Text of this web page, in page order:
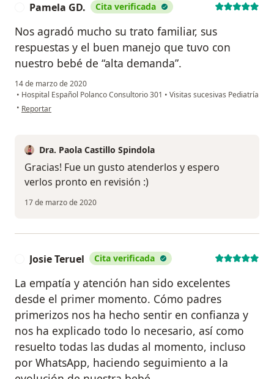
Pamela GD. Cita verificada
Nos agradó mucho su trato familiar, sus
respuestas y el buen manejo que tuvo con
nuestro bebé de “alta demanda”.
14 de marzo de 2020
• Hospital Español Polanco Consultorio 301 • Visitas sucesivas Pediatría
• en opinión del usuario Pamela GD.
Reportar
Dra. Paola Castillo Spindola
Gracias! Fue un gusto atenderlos y espero
verlos pronto en revisión :)
17 de marzo de 2020
Josie Teruel Cita verificada
La empatía y atención han sido excelentes
desde el primer momento. Cómo padres
primerizos nos ha hecho sentir en confianza y
nos ha explicado todo lo necesario, así como
resuelto todas las dudas al momento, incluso
por WhatsApp, haciendo seguimiento a la